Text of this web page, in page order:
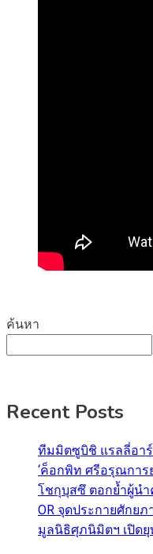
ค้นหา
Recent Posts
ทีมมิตซูบิชิ แรลลี่อา
‘ค็อกพิท ศรีอรุณการ
โชกุบุสซึ ตอกย้ำผู้นำ
OR จุดประกายศักยภ
มูลนิธิศุภนิมิตฯ เปิด